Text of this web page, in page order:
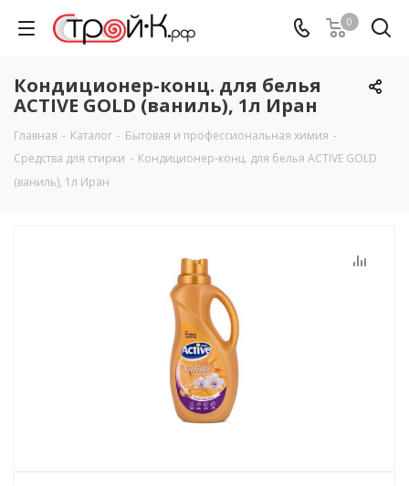
0
Кондиционер-конц. для белья
ACTIVE GOLD (ваниль), 1л Иран
Главная - Каталог - Бытовая и профессиональная химия -
Средства для стирки - Кондиционер-конц. для белья ACTIVE GOLD
(ваниль), 1л Иран